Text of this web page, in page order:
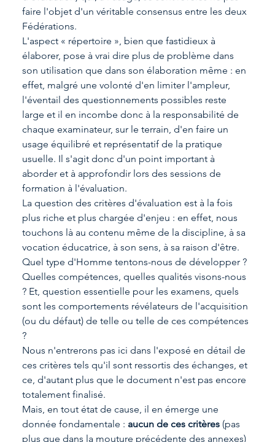
faire l'objet d'un véritable consensus entre les deux
Fédérations.
L'aspect « répertoire », bien que fastidieux à
élaborer, pose à vrai dire plus de problème dans
son utilisation que dans son élaboration même : en
effet, malgré une volonté d'en limiter l'ampleur,
l'éventail des questionnements possibles reste
large et il en incombe donc à la responsabilité de
chaque examinateur, sur le terrain, d'en faire un
usage équilibré et représentatif de la pratique
usuelle. Il s'agit donc d'un point important à
aborder et à approfondir lors des sessions de
formation à l'évaluation.
La question des critères d'évaluation est à la fois
plus riche et plus chargée d'enjeu : en effet, nous
touchons là au contenu même de la discipline, à sa
vocation éducatrice, à son sens, à sa raison d'être.
Quel type d'Homme tentons-nous de développer ?
Quelles compétences, quelles qualités visons-nous
? Et, question essentielle pour les examens, quels
sont les comportements révélateurs de l'acquisition
(ou du défaut) de telle ou telle de ces compétences
?
Nous n'entrerons pas ici dans l'exposé en détail de
ces critères tels qu'il sont ressortis des échanges, et
ce, d'autant plus que le document n'est pas encore
totalement finalisé.
Mais, en tout état de cause, il en émerge une
donnée fondamentale : aucun de ces critères (pas
plus que dans la mouture précédente des annexes)